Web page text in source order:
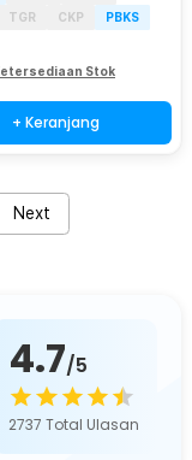
TGR CKP
PBKS
Stok
+ Keranjang
Next
4.7/5
2737 Total Ulasan